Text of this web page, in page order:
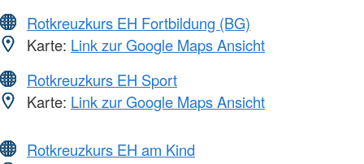
Rotkreuzkurs EH Fortbildung (BG)
Karte: Link zur Google Maps Ansicht
Rotkreuzkurs EH Sport
Karte: Link zur Google Maps Ansicht
Rotkreuzkurs EH am Kind